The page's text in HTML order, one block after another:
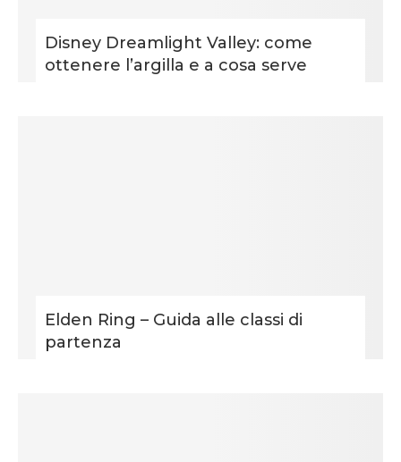
Disney Dreamlight Valley: come
ottenere l’argilla e a cosa serve
Elden Ring – Guida alle classi di
partenza